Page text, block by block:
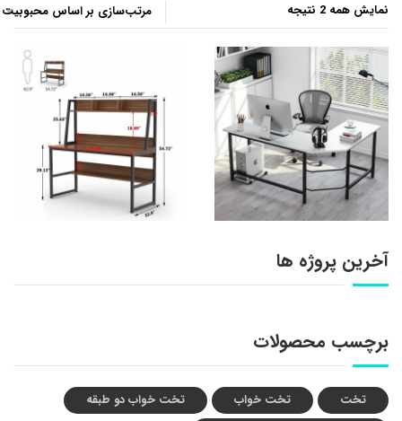
نمایش همه 2 نتیجه
بر
اساس
محبوبیت
آخرین پروژه ها
برچسب محصولات
تخت تخت خواب
تخت خواب دو طبقه